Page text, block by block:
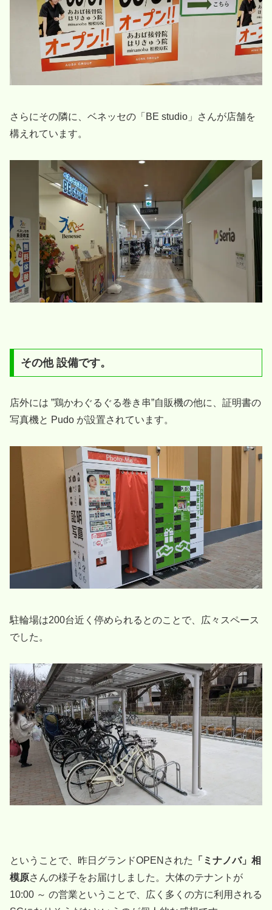
さらにその隣に、ベネッセの「BE studio」さんが店舗を
構えれています。
その他 設備です。
店外には ”鶏かわぐるぐる巻き串”自販機の他に、証明書の
写真機と Pudo が設置されています。
駐輪場は200台近く停められるとのことで、広々スペース
でした。
ということで、昨日グランドOPENされた
「ミナノバ」相
模原さんの様子をお届けしました。大体のテナントが
10:00 ～ の営業ということで、広く多くの方に利用される